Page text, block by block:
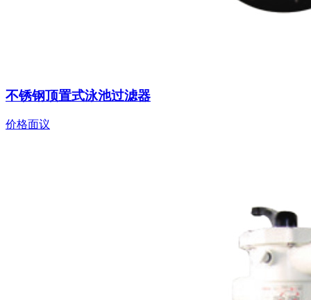
不锈钢顶置式泳池过滤器
价格面议